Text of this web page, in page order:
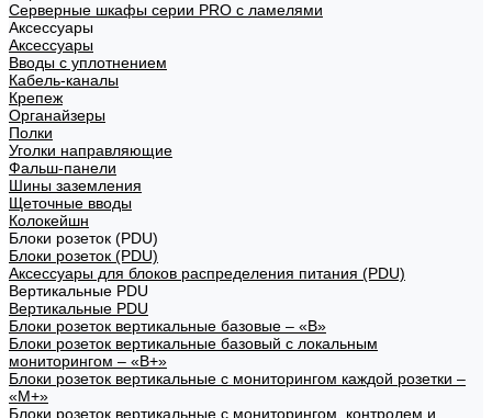
Серверные шкафы серии PRO с ламелями
Аксессуары
Аксессуары
Вводы с уплотнением
Кабель-каналы
Крепеж
Органайзеры
Полки
Уголки направляющие
Фальш-панели
Шины заземления
Щеточные вводы
Колокейшн
Блоки розеток (PDU)
Блоки розеток (PDU)
Аксессуары для блоков распределения питания (PDU)
Вертикальные PDU
Вертикальные PDU
Блоки розеток вертикальные базовые – «В»
Блоки розеток вертикальные базовый с локальным
мониторингом – «В+»
Блоки розеток вертикальные с мониторингом каждой розетки –
«М+»
Блоки розеток вертикальные с мониторингом, контролем и